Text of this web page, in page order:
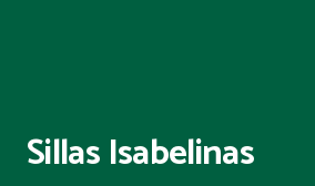
Sillas Isabelinas